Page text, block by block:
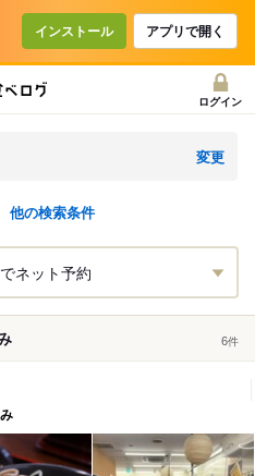
インストール アプリで開く
ログイン
変更
他の検索条件
でネット予約
6件